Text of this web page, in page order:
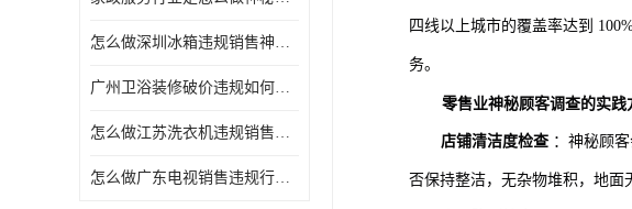
怎么做深圳冰箱违规销售神秘顾客检测
广州卫浴装修破价违规如何进行神秘顾客暗访调查
怎么做江苏洗衣机违规销售神秘顾客检测
怎么做广东电视销售违规行为神秘顾客检测
四线以上城市的覆盖率达到
务。
零售业神秘顾客调查的实践
店铺清洁度检查 ：神秘顾
否保持整洁，无杂物堆积，地面